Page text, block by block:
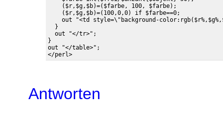
($r,$g,$b)=($farbe, 100, $farbe);
($r,$g,$b)=(100,0,0) if $farbe==0;
out "<td style=\"background-
}
out "</tr>";
}
out "</table>";
Antworten